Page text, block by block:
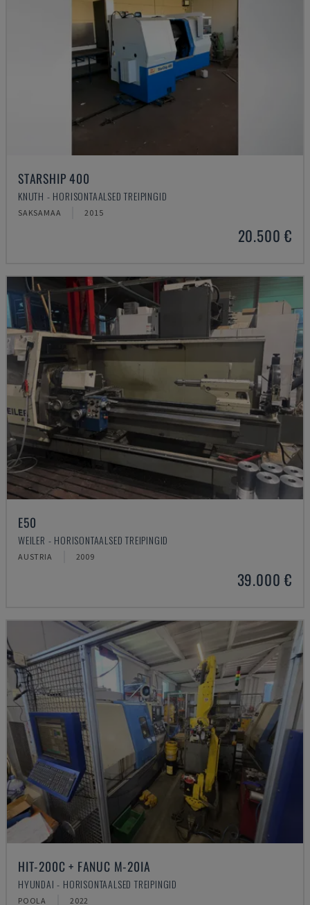
STARSHIP 400
KNUTH - HORISONTAALSED TREIPINGID
SAKSAMAA 2015
20.500 €
E50
WEILER - HORISONTAALSED TREIPINGID
AUSTRIA 2009
39.000 €
HIT-200C + FANUC M-20IA
HYUNDAI - HORISONTAALSED TREIPINGID
POOLA 2022